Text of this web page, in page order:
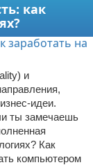
как
и
идеи.
ты замечаешь
Как
компьютером